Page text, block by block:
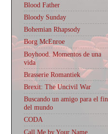
Blood Father
Bloody Sunday
Bohemian Rhapsody
Borg McEnroe
Boyhood. Momentos de una
vida
Brasserie Romantiek
Brexit: The Uncivil War
Buscando un amigo para el fin
del mundo
CODA
Call Me by Your Name